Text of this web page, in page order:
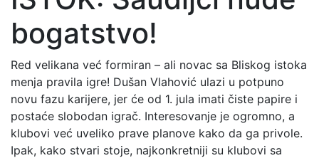
bogatstvo!
Red velikana već formiran – ali novac sa Bliskog istoka
menja pravila igre! Dušan Vlahović ulazi u potpuno
novu fazu karijere, jer će od 1. jula imati čiste papire i
postaće slobodan igrač. Interesovanje je ogromno, a
klubovi već uveliko prave planove kako da ga privole.
Ipak, kako stvari stoje, najkonkretniji su klubovi sa